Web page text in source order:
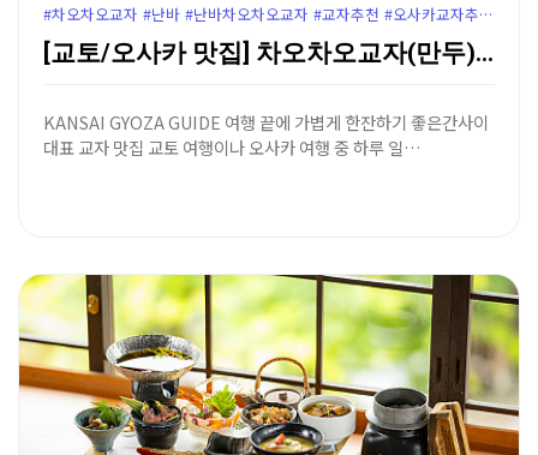
#차오차오교자 #난바 #난바차오차오교자 #교자추천 #오사카교자추천 #교토교자추천
[교토/오사카 맛집] 차오차오교자(만두) - 생맥주를 …
KANSAI GYOZA GUIDE 여행 끝에 가볍게 한잔하기 좋은간사이
대표 교자 맛집 교토 여행이나 오사카 여행 중 하루 일…